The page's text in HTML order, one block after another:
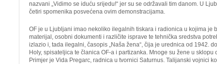
nazvani „Vidimo se iduću srijedu!“ jer su se održavali tim danom. U
četiri spomenika posvećena ovim demonstracijama.
OF je u Ljubljani imao nekoliko ilegalnih tiskara i radionica u kojima je
materijal, osobni dokumenti i različite isprave te tehnička sredstva
izlazio i, tada ilegalni, časopis „Naša žena“, čija je urednica od 1942.
Holy, spisateljica te članica OF-a i partizanka. Mnoge su žene u sklopu
Primjer je Vida Pregarc, radnica u tvornici Saturnus. Talijanski vojnici